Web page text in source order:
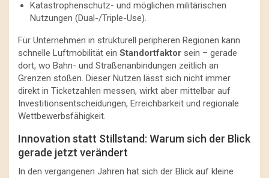
Katastrophenschutz- und möglichen militärischen
Nutzungen (Dual-/Triple-Use).
Für Unternehmen in strukturell peripheren Regionen kann
schnelle Luftmobilität ein Standortfaktor sein – gerade
dort, wo Bahn- und Straßenanbindungen zeitlich an
Grenzen stoßen. Dieser Nutzen lässt sich nicht immer
direkt in Ticketzahlen messen, wirkt aber mittelbar auf
Investitionsentscheidungen, Erreichbarkeit und regionale
Wettbewerbsfähigkeit.
Innovation statt Stillstand: Warum sich der Blick
gerade jetzt verändert
In den vergangenen Jahren hat sich der Blick auf kleine